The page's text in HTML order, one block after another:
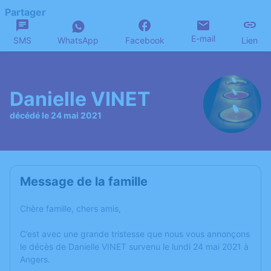
Partager
SMS WhatsApp Facebook E-mail Lien
Danielle VINET
décédé le 24 mai 2021
Message de la famille
Chère famille, chers amis,
C’est avec une grande tristesse que nous vous annonçons
le décès de Danielle VINET survenu le lundi 24 mai 2021 à
Angers.